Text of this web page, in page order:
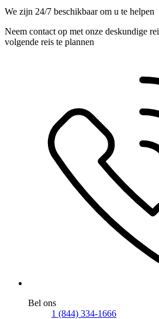
We zijn 24/7 beschikbaar om u te helpen
Neem contact op met onze deskundige
volgende reis te plannen
Bel ons
1 (844) 334-1666